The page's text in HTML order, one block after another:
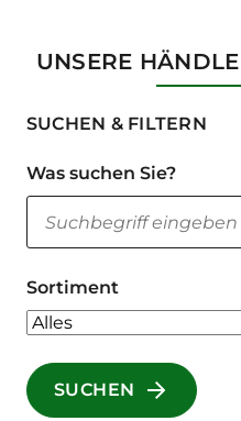
UNSERE
SUCHEN & FILTERN
Was suchen Sie?
Sortiment
SUCHEN